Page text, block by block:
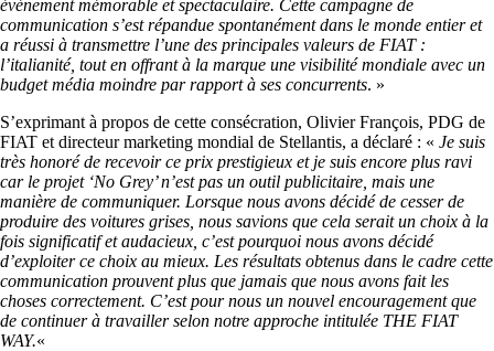
événement mémorable et spectaculaire. Cette campagne de
communication s’est répandue spontanément dans le monde entier et
a réussi à transmettre l’une des principales valeurs de FIAT :
l’italianité, tout en offrant à la marque une visibilité mondiale avec un
budget média moindre par rapport à ses concurrents. »
S’exprimant à propos de cette consécration, Olivier François, PDG de
FIAT et directeur marketing mondial de Stellantis, a déclaré : « Je suis
très honoré de recevoir ce prix prestigieux et je suis encore plus ravi
car le projet ‘No Grey’ n’est pas un outil publicitaire, mais une
manière de communiquer. Lorsque nous avons décidé de cesser de
produire des voitures grises, nous savions que cela serait un choix à la
fois significatif et audacieux, c’est pourquoi nous avons décidé
d’exploiter ce choix au mieux. Les résultats obtenus dans le cadre cette
communication prouvent plus que jamais que nous avons fait les
choses correctement. C’est pour nous un nouvel encouragement que
de continuer à travailler selon notre approche intitulée THE FIAT
WAY.«